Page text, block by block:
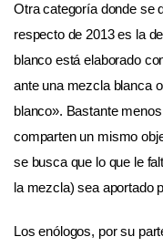
Otra categoría donde se
respecto de 2013 es la
blanco está elaborado
ante una mezcla blanca
blanco». Bastante
comparten un mismo
se busca que lo que le
la mezcla) sea aportado
Los enólogos, por su